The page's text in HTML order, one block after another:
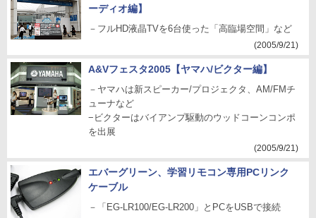
ーディオ編】
－フルHD液晶TVを6台使った「高臨場空間」など
(2005/9/21)
A&Vフェスタ2005【ヤマハ/ビクター編】
－ヤマハは新スピーカー/プロジェクタ、AM/FMチ
ューナなど
−ビクターはバイアンプ駆動のウッドコーンコンポ
を出展
(2005/9/21)
エバーグリーン、学習リモコン専用PCリンク
ケーブル
－「EG-LR100/EG-LR200」とPCをUSBで接続